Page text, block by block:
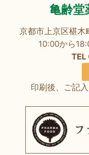
亀齢堂
京都市上京区椹木
10:00から
印刷後、ご記